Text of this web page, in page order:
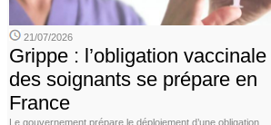
21/07/2026
Grippe : l’obligation vaccinale
des soignants se prépare en
France
Le gouvernement prépare le déploiement d’une obligation